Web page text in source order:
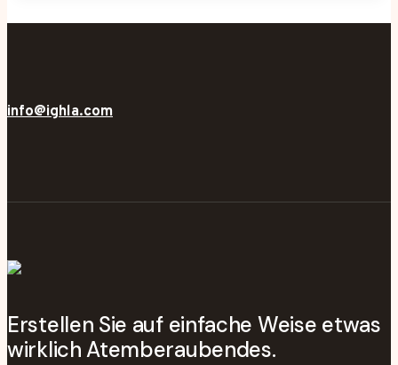
info@ighla.com
Erstellen Sie auf einfache Weise etwas
wirklich Atemberaubendes.